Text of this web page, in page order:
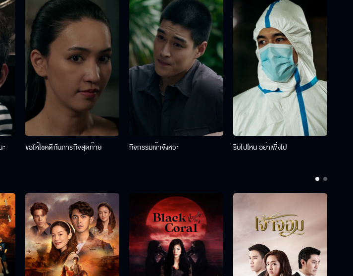
ขอให้โชคดีกับภารกิจสุดท้าย กิจกรรมเข้าจังหวะ รีบไปไหน อย่าเพิ่งไป